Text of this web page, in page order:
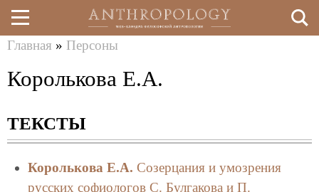
Перейти
к
содержанию
здесь
Главная » Персоны
Королькова Е.А.
ТЕКСТЫ
Королькова Е.А. Созерцания и умозрения
русских софиологов С. Булгакова и П.